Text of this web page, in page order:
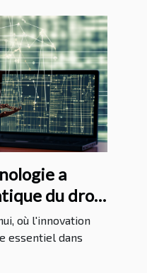
a
du droit
où l'innovation
essentiel dans